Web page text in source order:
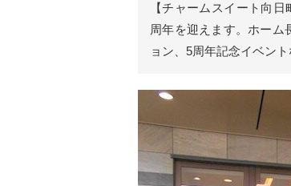
｜
護
働
ル
情
報
メ
【チャームスイート向
周年を迎えます。ホーム
ョン、5周年記念イベン